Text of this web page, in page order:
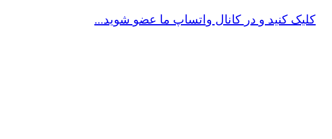
کلیک کنید و در کانال واتساپ ما عضو شوید...